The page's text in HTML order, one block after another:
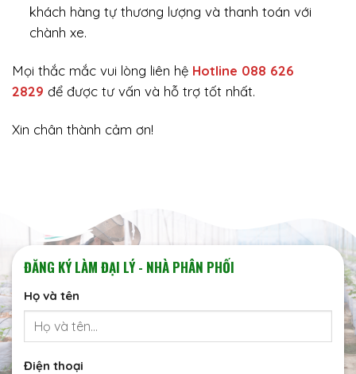
khách hàng tự thương lượng và thanh toán với
chành xe.
Mọi thắc mắc vui lòng liên hệ Hotline 088 626
2829 để được tư vấn và hỗ trợ tốt nhất.
Xin chân thành cảm ơn!
ĐĂNG KÝ LÀM ĐẠI LÝ - NHÀ PHÂN PHỐI
Họ và tên
Điện thoại